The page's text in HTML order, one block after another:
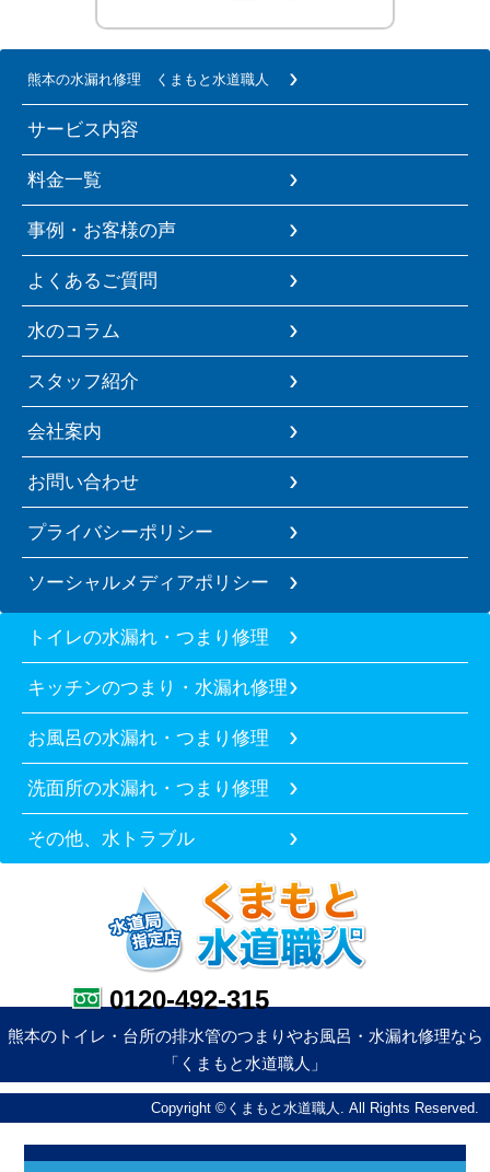
熊本の水漏れ修理 くまもと水道職人
サービス内容
料金一覧
事例・お客様の声
よくあるご質問
水のコラム
スタッフ紹介
会社案内
お問い合わせ
プライバシーポリシー
ソーシャルメディアポリシー
トイレの水漏れ・つまり修理
キッチンのつまり・水漏れ修理
お風呂の水漏れ・つまり修理
洗面所の水漏れ・つまり修理
その他、水トラブル
0120-492-315
熊本のトイレ・台所の排水管のつまりやお風呂・水漏れ修理なら
「くまもと水道職人」
Copyright ©くまもと水道職人. All Rights Reserved.